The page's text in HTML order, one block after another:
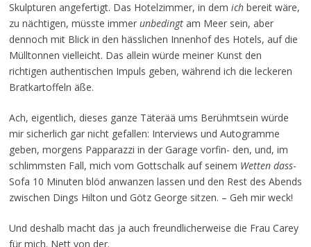
Skulpturen angefertigt. Das Hotelzimmer, in dem ichbereit wäre,
zu nächtigen, müsste immer unbedingt am Meer sein, aber
dennoch mit Blick in den hässlichen Innenhof des Hotels, auf die
Mülltonnen vielleicht. Das allein würde meiner Kunst den
richtigen authentischen Impuls geben, während ich die leckeren
Bratkartoffeln äße.
Ach, eigentlich, dieses ganze Täterää ums Berühmtsein würde
mir sicherlich gar nicht gefallen: Interviews und Autogramme
geben, morgens Papparazzi in der Garage vorfin- den, und, im
schlimmsten Fall, mich vom Gottschalk auf seinem Wetten dass-
Sofa 10 Minuten blöd anwanzen lassen und den Rest des Abends
zwischen Dings Hilton und Götz George sitzen. – Geh mir weck!
Und deshalb macht das ja auch freundlicherweise die Frau Carey
für mich. Nett von der.